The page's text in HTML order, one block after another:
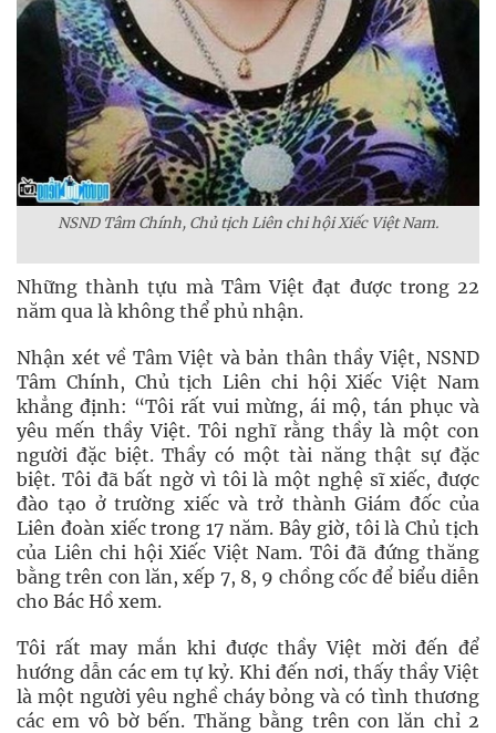
NSND Tâm Chính, Chủ tịch Liên chi hội Xiếc Việt Nam.
Những thành tựu mà Tâm Việt đạt được trong 22
năm qua là không thể phủ nhận.
Nhận xét về Tâm Việt và bản thân thầy Việt, NSND
Tâm Chính, Chủ tịch Liên chi hội Xiếc Việt Nam
khẳng định: “Tôi rất vui mừng, ái mộ, tán phục và
yêu mến thầy Việt. Tôi nghĩ rằng thầy là một con
người đặc biệt. Thầy có một tài năng thật sự đặc
biệt. Tôi đã bất ngờ vì tôi là một nghệ sĩ xiếc, được
đào tạo ở trường xiếc và trở thành Giám đốc của
Liên đoàn xiếc trong 17 năm. Bây giờ, tôi là Chủ tịch
của Liên chi hội Xiếc Việt Nam. Tôi đã đứng thăng
bằng trên con lăn, xếp 7, 8, 9 chồng cốc để biểu diễn
cho Bác Hồ xem.
Tôi rất may mắn khi được thầy Việt mời đến để
hướng dẫn các em tự kỷ. Khi đến nơi, thấy thầy Việt
là một người yêu nghề cháy bỏng và có tình thương
các em vô bờ bến. Thăng bằng trên con lăn chỉ 2